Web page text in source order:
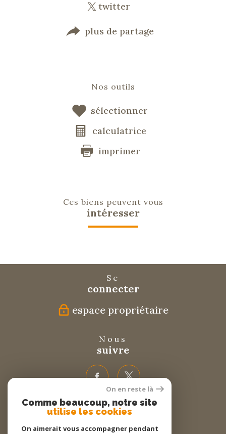
twitter
plus de partage
Nos outils
sélectionner
calculatrice
imprimer
Ces biens peuvent vous
intéresser
Se
connecter
espace propriétaire
Nous
suivre
Nous
On en reste là
Comme beaucoup, notre site
utilise les cookies
On aimerait vous accompagner pendant